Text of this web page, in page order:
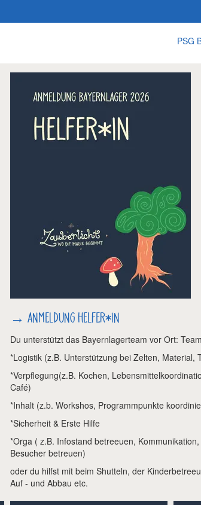
PSG
→ ANMELDUNG HELFER*IN
Du unterstützt das Bayernlagerteam vor Ort:
*Logistik (z.B. Unterstützung bei Zelten, Material,
*Verpflegung(z.B. Kochen,
Café)
*Inhalt (z.b. Workshos, Programmpunkte
*Sicherheit & Erste Hilfe
*Orga ( z.B. Infostand betreeuen,
Besucher betreuen)
oder du hilfst mit beim Shutteln, der
Auf - und Abbau etc.